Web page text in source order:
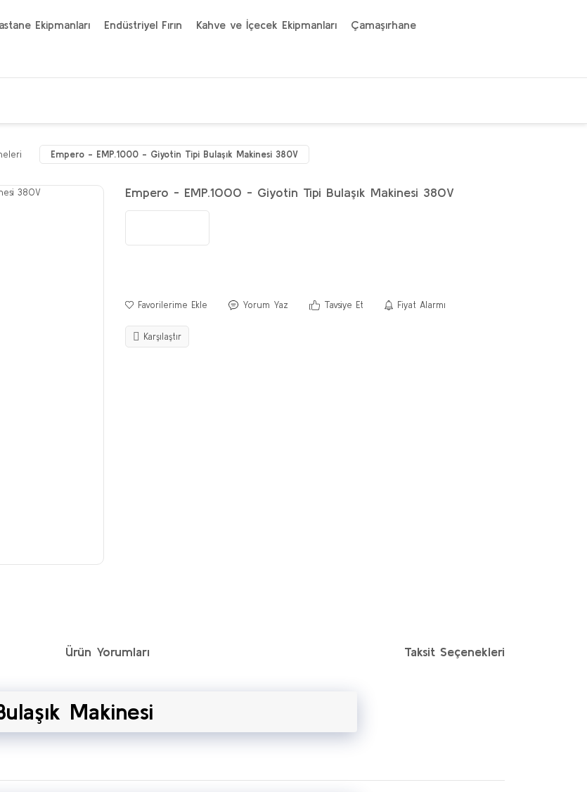
Ekipmanları Endüstriyel Fırın Kahve ve İçecek Ekipmanları Çamaşırhane
Empero - EMP.1000 - Giyotin Tipi Bulaşık Makinesi 380V
Empero - EMP.1000 - Giyotin Tipi Bulaşık Makinesi 380V
Yorum Yaz Tavsiye Et Fiyat Alarmı
Karşılaştır
Ürün Yorumları Taksit Seçenekleri
Makinesi